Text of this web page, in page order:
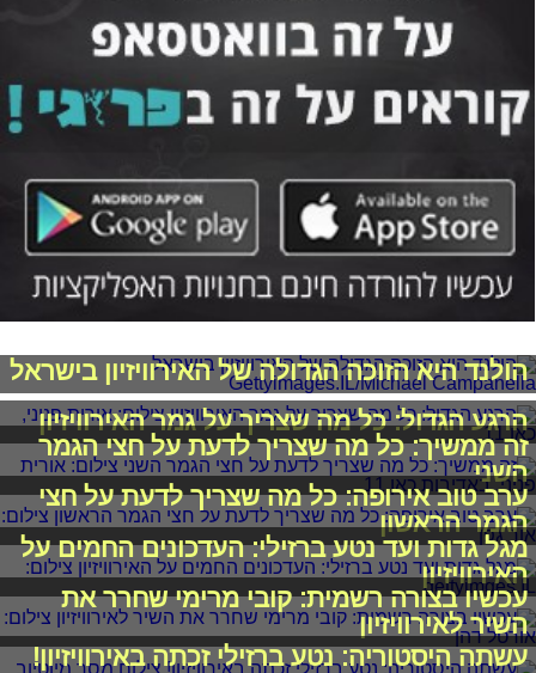
הולנד היא הזוכה הגדולה של האירוויזיון בישראל
הרגע הגדול: כל מה שצריך על גמר האירוויזיון
זה ממשיך: כל מה שצריך לדעת על חצי הגמר
השני
ערב טוב אירופה: כל מה שצריך לדעת על חצי
הגמר הראשון
מגל גדות ועד נטע ברזילי: העדכונים החמים על
האירוויזיון
עכשיו בצורה רשמית: קובי מרימי שחרר את
השיר לאירוויזיון
עשתה היסטוריה: נטע ברזילי זכתה באירוויזיון!